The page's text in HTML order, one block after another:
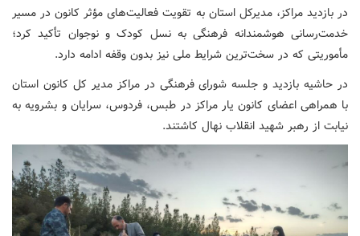
در بازدید مراکز، مدیرکل استان به تقویت فعالیت‌های مؤثر کانون در مسیر
خدمت‌رسانی هوشمندانه فرهنگی به نسل کودک و نوجوان تأکید کرد؛
مأموریتی که در سخت‌ترین شرایط ملی نیز بدون وقفه ادامه دارد.
در حاشیه بازدید و جلسه شورای فرهنگی در مراکز مدیر کل کانون استان
با همراهی اعضای کانون یار مراکز در طبس، فردوس، سرایان و بشرویه به
نیابت از رهبر شهید انقلاب نهال کاشتند.